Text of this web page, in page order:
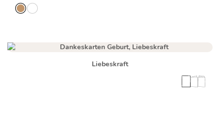
Liebeskraft